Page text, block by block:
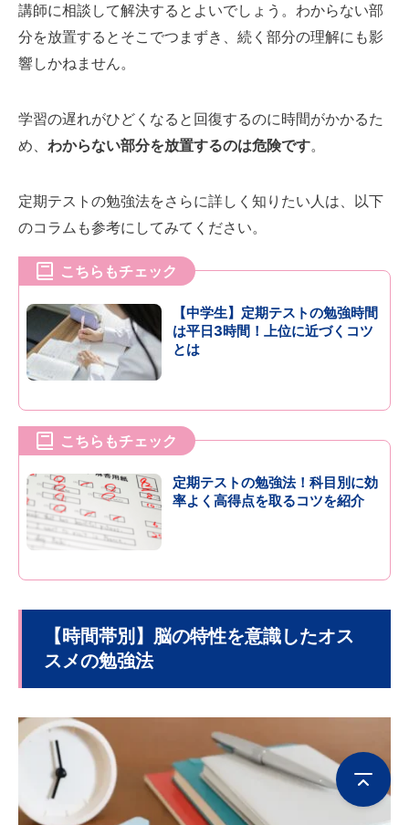
講師に相談して解決するとよいでしょう。わからない部
分を放置するとそこでつまずき、続く部分の理解にも影
響しかねません。
学習の遅れがひどくなると回復するのに時間がかかるた
め、 わからない部分を放置するのは危険です。
定期テストの勉強法をさらに詳しく知りたい人は、以下
のコラムも参考にしてみてください。
こちらもチェック
【中学生】定期テストの勉強時間
は平日3時間！上位に近づくコツ
とは
こちらもチェック
定期テストの勉強法！科目別に効
率よく高得点を取るコツを紹介
【時間帯別】脳の特性を意識したオス
スメの勉強法